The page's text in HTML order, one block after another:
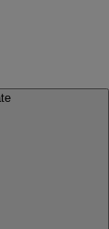
Obtener cupón de Metoprolol Succinate